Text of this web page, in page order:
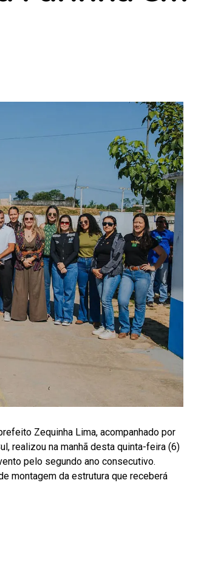
Zequinha Lima, acompanhado por
realizou na manhã desta quinta-feira (6)
pelo segundo ano consecutivo.
montagem da estrutura que receberá